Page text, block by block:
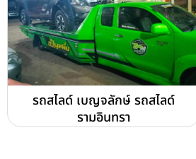
รถสไลด์ เบญจลักษ์ รถสไลด์
รามอินทรา